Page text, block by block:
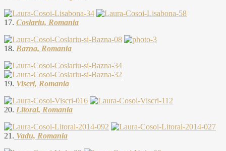
17. Coslariu, Romania
18. Bazna, Romania
19. Viscri, Romania
20. Litoral, Romania
21. Vadu, Romania